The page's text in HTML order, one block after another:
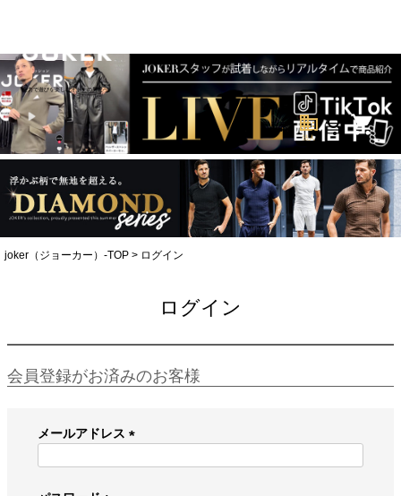
全力で遊びを楽しむオトナの男達へ。
business
法人
search
joker（ジョーカー）-TOP ログイン
ログイン
会員登録がお済みのお客様
メールアドレス